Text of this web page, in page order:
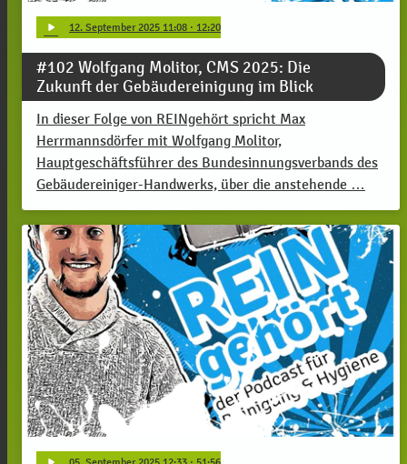
play_arrow 12. September 2025 11:08 · 12:20
#102 Wolfgang Molitor, CMS 2025: Die
Zukunft der Gebäudereinigung im Blick
In dieser Folge von REINgehört spricht Max
Herrmannsdörfer mit Wolfgang Molitor,
Hauptgeschäftsführer des Bundesinnungsverbands des
Gebäudereiniger-Handwerks, über die anstehende …